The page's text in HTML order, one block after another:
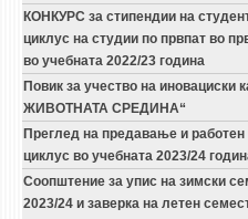
КОНКУРС за стипендии на
циклус на студии по првпат во
во учебната 2022/23 година
Повик за учество на иновациски
ЖИВОТНАТА СРЕДИНА“
Преглед на предавање и работен
циклус во учебната 2023/24
Соопштение за упис на зимски
2023/24 и заверка на летен